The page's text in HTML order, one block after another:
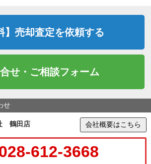
】売却査定を依頼する
せ・ご相談フォーム
せ
鶴田店 会社概要はこちら
612-3668